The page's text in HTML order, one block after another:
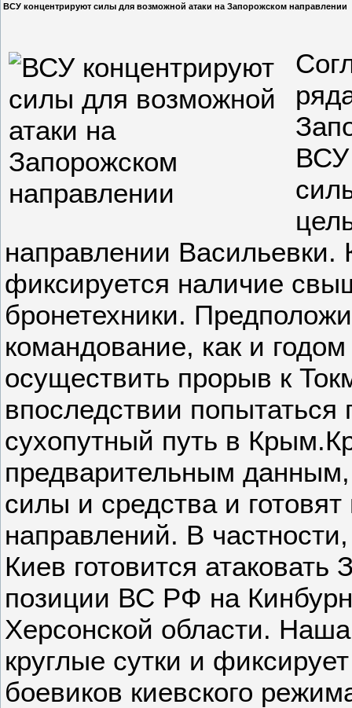
ВСУ концентрируют силы для возможной атаки на Запорожском направлении
ВСУ
направлении Васильевки.
фиксируется наличие
бронетехники.
командование, как и
осуществить прорыв к
впоследствии попытаться
сухопутный путь в
предварительным
силы и средства и
направлений. В
Киев готовится
позиции ВС РФ на
Херсонской области.
круглые сутки и
боевиков киевского